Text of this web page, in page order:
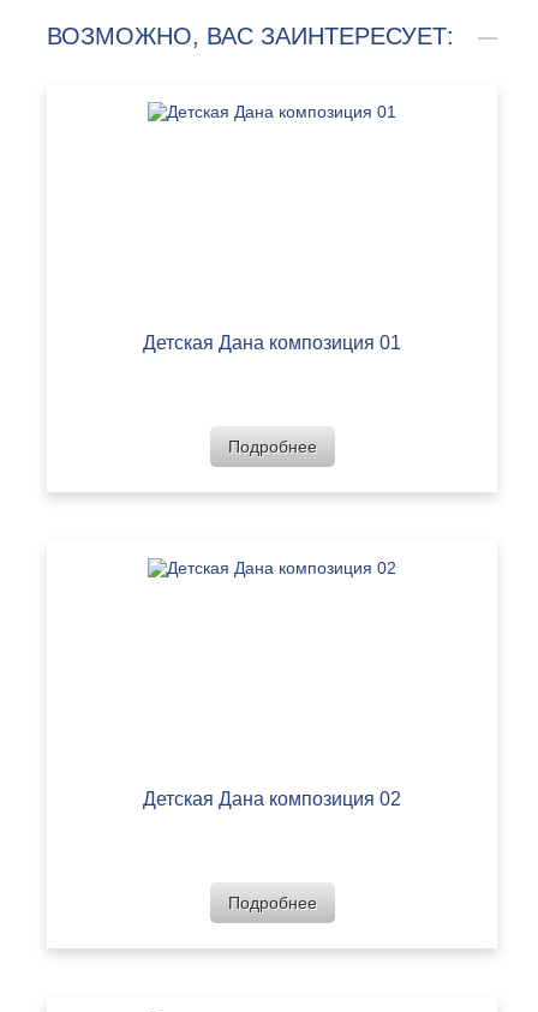
ВОЗМОЖНО, ВАС ЗАИНТЕРЕСУЕТ:
Детская Дана композиция 01
Подробнее
Детская Дана композиция 02
Подробнее